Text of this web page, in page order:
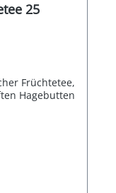
25
Früchtetee,
Hagebutten